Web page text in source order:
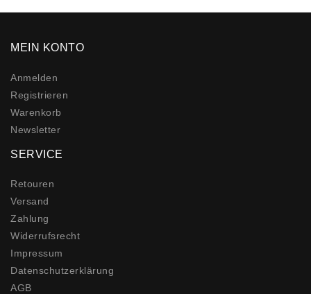
MEIN KONTO
Anmelden
Registrieren
Warenkorb
Newsletter
SERVICE
Retouren
Versand
Zahlung
Widerrufs­recht
Impressum
Daten­schutz­erklärung
AGB